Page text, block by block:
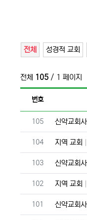
전체 성경적 교회
전체 105 / 1 페이지
번호
번호
105 신약교회
번호
104 지역 교회
번호
103 신약교회
번호
102 지역 교회
번호
101 신약교회